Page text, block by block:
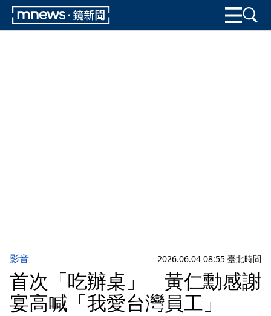
影音 2026.06.04 08:55 臺北時間
首次「吃辦桌」 黃仁勳感謝
宴高喊「我愛台灣員工」